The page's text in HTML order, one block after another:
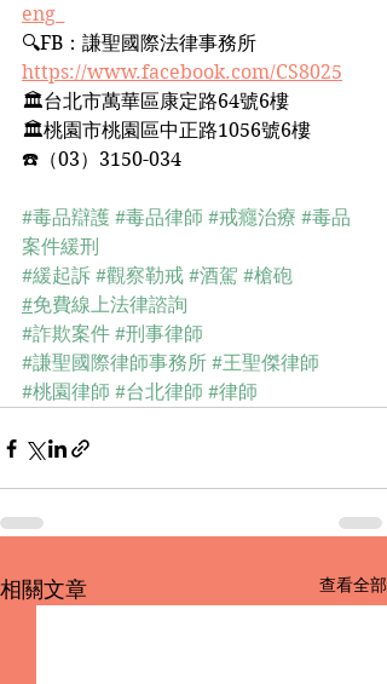
eng_
🔍FB：謙聖國際法律事務所﻿
https://www.facebook.com/CS8025
🏛台北市萬華區康定路64號6樓﻿
🏛桃園市桃園區中正路1056號6樓﻿
☎️（03）3150-034﻿
#毒品辯護 #毒品律師 #戒癮治療 #毒品
案件緩刑
#緩起訴 #觀察勒戒 #酒駕 #槍砲
#免費線上法律諮詢
#詐欺案件 #刑事律師
#謙聖國際律師事務所 #王聖傑律師
#桃園律師 #台北律師 #律師
相關文章 查看全部